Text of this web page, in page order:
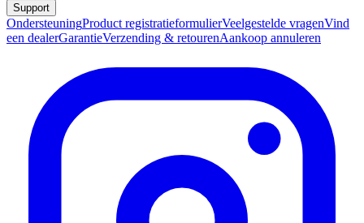
Support
OndersteuningProduct registratieformulierVeelgestelde vragenVind
een dealerGarantieVerzending & retourenAankoop annuleren